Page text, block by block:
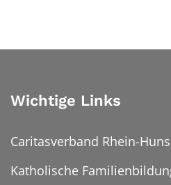
Wichtige Links
Caritasverband Rhein-
Katholische